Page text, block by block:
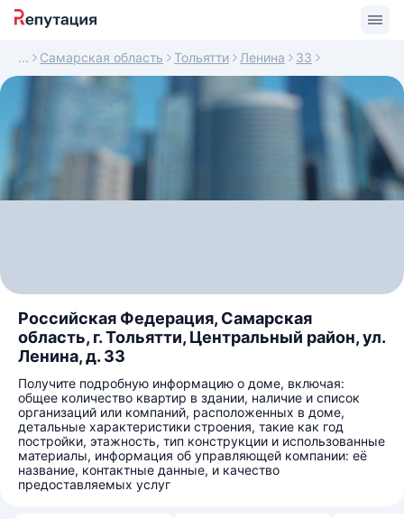
Самарская область Тольятти Ленина 33
Российская Федерация, Самарская
область, г. Тольятти, Центральный район, ул.
Ленина, д. 33
Получите подробную информацию о доме, включая:
общее количество квартир в здании, наличие и список
организаций или компаний, расположенных в доме,
детальные характеристики строения, такие как год
постройки, этажность, тип конструкции и использованные
материалы, информация об управляющей компании: её
название, контактные данные, и качество
предоставляемых услуг